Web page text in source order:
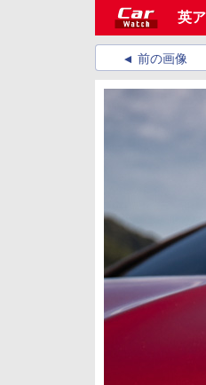
英
前の画像